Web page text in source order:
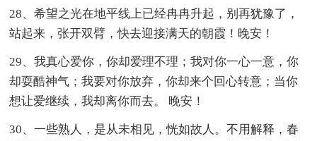
28、希望之光在地平线上已经冉冉升起，别再犹豫了，
站起来，张开双臂，快去迎接满天的朝霞！晚安！
29、我真心爱你，你却爱理不理；我对你一心一意，你
却耍酷神气；我要对你放弃，你却来个回心转意；当你
想让爱继续，我却离你而去。 晚安！
30、一些熟人，是从未相见，恍如故人。不用解释，春